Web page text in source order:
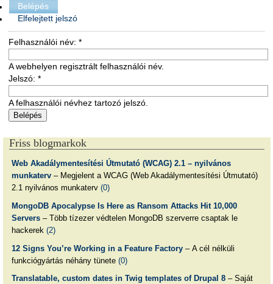
Belépés
Elfelejtett jelszó
Felhasználói név: *
A webhelyen regisztrált felhasználói név.
Jelszó: *
A felhasználói névhez tartozó jelszó.
Friss blogmarkok
Web Akadálymentesítési Útmutató (WCAG) 2.1 – nyilvános
munkaterv– Megjelent a WCAG (Web Akadálymentesítési Útmutató)
2.1 nyilvános munkaterv (0)
MongoDB Apocalypse Is Here as Ransom Attacks Hit 10,000
Servers– Több tízezer védtelen MongoDB szerverre csaptak le
hackerek (2)
12 Signs You’re Working in a Feature Factory– A cél nélküli
funkciógyártás néhány tünete (0)
Translatable, custom dates in Twig templates of Drupal 8– Saját